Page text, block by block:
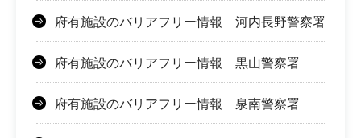
府有施設のバリアフリー情報 河内長野警察署
府有施設のバリアフリー情報 黒山警察署
府有施設のバリアフリー情報 泉南警察署